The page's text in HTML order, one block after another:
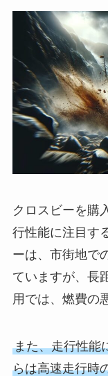
クロスビーを購
行性能に注目す
ーは、市街地で
ていますが、長
用では、燃費の
また、走行性能
らは高速走行時